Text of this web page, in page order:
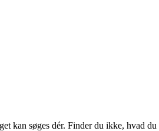
kan søges dér. Finder du ikke, hvad